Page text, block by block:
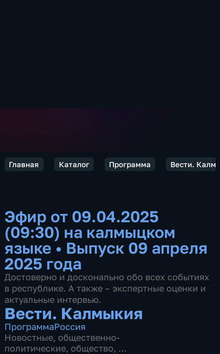
Главная Каталог Программа Вести.
Эфир от 09.04.2025
(09:30) на калмыцком
языке• Выпуск 09 апреля
2025 года
Достоверно и досконально обо всех событиях
в республике. А также – экспертные оценки и
актуальные интервью.
Вести. Калмыкия
ПрограммаРоссия
Новостные, общественно-
политические, общество,